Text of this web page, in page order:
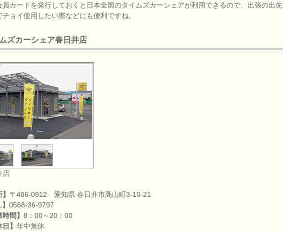
員カードを発行しておくと日本全国のタイムズカーシェアが利用できるので、出張の出先
チョイ使用したい際などにも便利ですね。
ズカーシェア春日井店
店
〒486-0912 愛知県 春日井市高山町3-10-21
0568-36-9797
時間】 8：00～20：00
日】 年中無休